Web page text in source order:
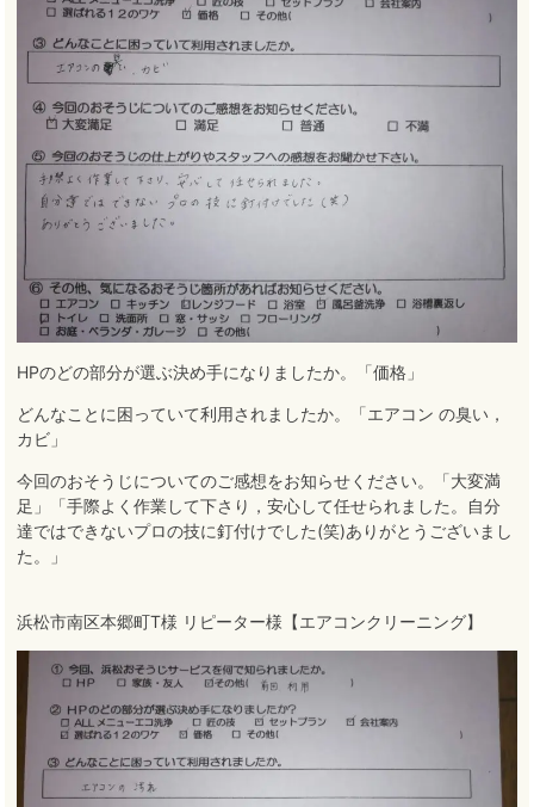
HPのどの部分が選ぶ決め手になりましたか。「価格」
どんなことに困っていて利用されましたか。「エアコン の臭い，
カビ」
今回のおそうじについてのご感想をお知らせください。「大変満
足」「手際よく作業して下さり，安心して任せられました。自分
達ではできないプロの技に釘付けでした(笑)ありがとうございまし
た。」
浜松市南区本郷町T様 リピーター様【エアコンクリーニング】